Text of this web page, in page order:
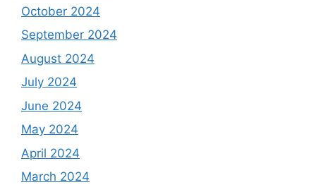
October 2024
September 2024
August 2024
July 2024
June 2024
May 2024
April 2024
March 2024